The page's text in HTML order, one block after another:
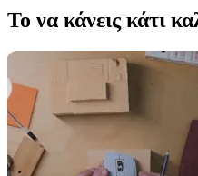
Το να κάνεις κάτι